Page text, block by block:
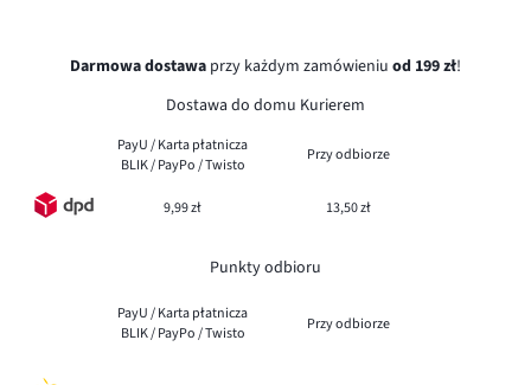
Darmowa dostawa przy każdym zamówieniu od 199 zł!
Dostawa do domu Kurierem
PayU / Karta płatnicza
BLIK / PayPo / Twisto
Przy odbiorze
9,99 zł 13,50 zł
Punkty odbioru
PayU / Karta płatnicza
BLIK / PayPo / Twisto
Przy odbiorze